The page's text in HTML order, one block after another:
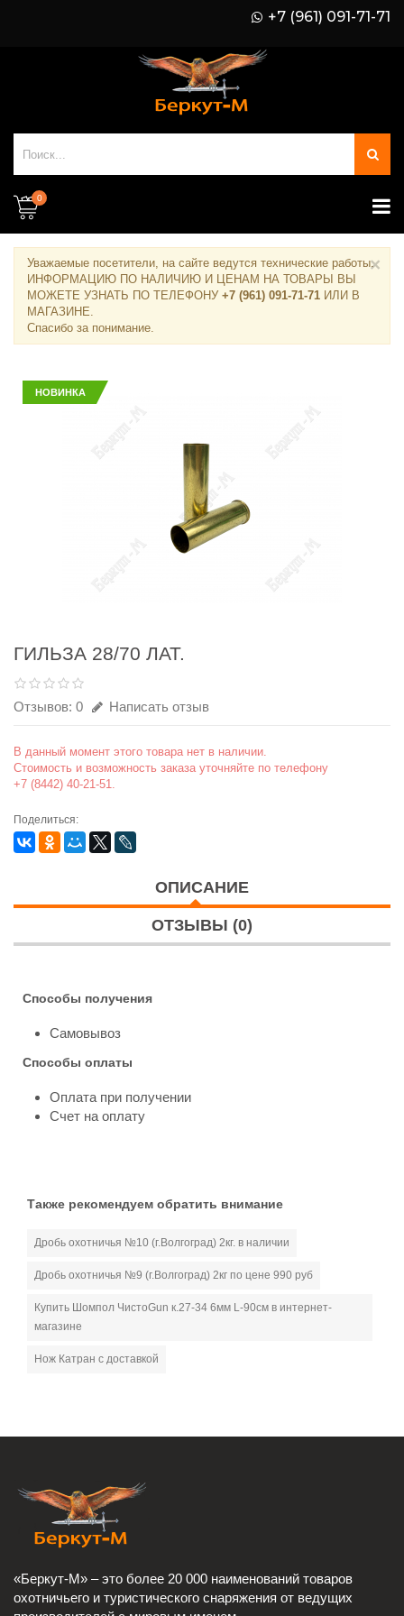
+7 (961) 091-71-71
0
Уважаемые посетители, на сайте ведутся технические работы.
ИНФОРМАЦИЮ ПО НАЛИЧИЮ И ЦЕНАМ НА ТОВАРЫ ВЫ
МОЖЕТЕ УЗНАТЬ ПО ТЕЛЕФОНУ +7 (961) 091-71-71 ИЛИ В
МАГАЗИНЕ.
Спасибо за понимание.
×
НОВИНКА
ГИЛЬЗА 28/70 ЛАТ.
Отзывов: 0 Написать отзыв
В данный момент этого товара нет в наличии.
Стоимость и возможность заказа уточняйте по телефону
+7 (8442) 40-21-51.
Поделиться:
ОПИСАНИЕ
ОТЗЫВЫ (0)
Способы получения
Самовывоз
Способы оплаты
Оплата при получении
Счет на оплату
Также рекомендуем обратить внимание
Дробь охотничья №10 (г.Волгоград) 2кг. в наличии
Дробь охотничья №9 (г.Волгоград) 2кг по цене 990 руб
Купить Шомпол ЧистоGun к.27-34 6мм L-90см в интернет-
магазине
Нож Катран с доставкой
«Беркут-М» – это более 20 000 наименований товаров
охотничьего и туристического снаряжения от ведущих